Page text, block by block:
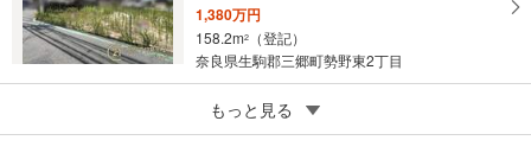
1,380万円
158.2m2
（登記）
奈良県生駒郡三郷町勢野東2丁目
成約でもらえる
奈良市西大寺芝町2丁目
もっと見る